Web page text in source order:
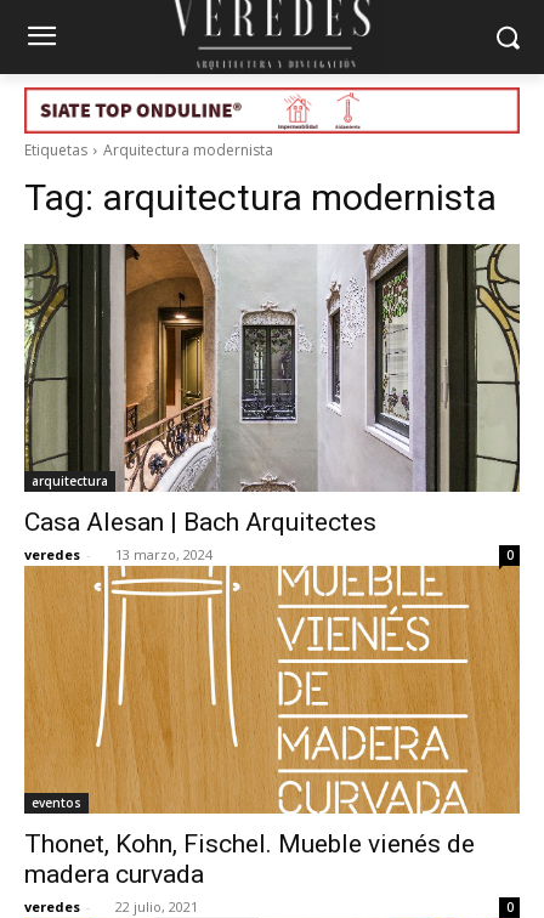
Etiquetas Arquitectura modernista
Tag: arquitectura modernista
arquitectura
Casa Alesan | Bach Arquitectes
veredes - 13 marzo, 2024 0
eventos
Thonet, Kohn, Fischel. Mueble vienés de
madera curvada
veredes - 22 julio, 2021 0